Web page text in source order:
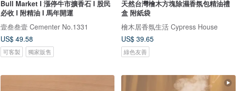
Bull Market I 漲停牛市擴香石 I 股民
必收 I 附精油 I 馬年開運
壹叁叁壹 Cementer No.1331
US$ 49.58
可客製 獨家販售
天然台灣檜木方塊除濕香氛包精油禮
盒 附紙袋
檜木居香氛生活 Cypress House
US$ 39.65
綠色友善